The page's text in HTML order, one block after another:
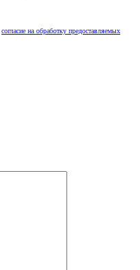
согласие на обработку предоставляемых